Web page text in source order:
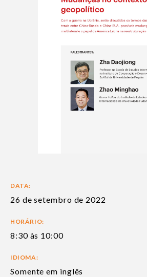
DATA:
26 de setembro de 2022
HORÁRIO:
8:30 às 10:00
IDIOMA:
Somente em inglês